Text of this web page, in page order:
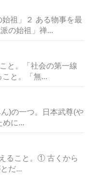
祖」２ ある物事を最
の始祖」禅...
と。「社会の第一線
と。「無...
)の一つ。日本武尊(や
めに...
ること。① 古くから
だ...